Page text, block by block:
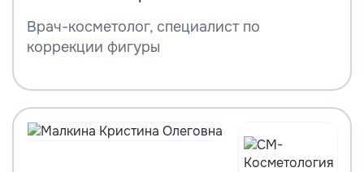
Врач-косметолог, специалист по
коррекции фигуры